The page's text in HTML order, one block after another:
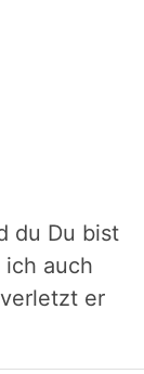
du Du bist
auch
er